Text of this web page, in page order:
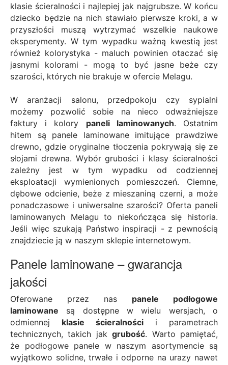
klasie ścieralności i najlepiej jak najgrubsze. W końcu
dziecko będzie na nich stawiało pierwsze kroki, a w
przyszłości muszą wytrzymać wszelkie naukowe
eksperymenty. W tym wypadku ważną kwestią jest
również kolorystyka - maluch powinien otaczać się
jasnymi kolorami - mogą to być jasne beże czy
szarości, których nie brakuje w ofercie Melagu.
W aranżacji salonu, przedpokoju czy sypialni
możemy pozwolić sobie na nieco odważniejsze
faktury i kolory paneli laminowanych. Ostatnim
hitem są panele laminowane imitujące prawdziwe
drewno, gdzie oryginalne tłoczenia pokrywają się ze
słojami drewna. Wybór grubości i klasy ścieralności
zależny jest w tym wypadku od codziennej
eksploatacji wymienionych pomieszczeń. Ciemne,
dębowe odcienie, beże z mieszaniną czerni, a może
ponadczasowe i uniwersalne szarości? Oferta paneli
laminowanych Melagu to niekończąca się historia.
Jeśli więc szukają Państwo inspiracji - z pewnością
znajdziecie ją w naszym sklepie internetowym.
Panele laminowane – gwarancja
jakości
Oferowane przez nas panele podłogowe
laminowane są dostępne w wielu wersjach, o
odmiennej klasie ścieralności i parametrach
technicznych, takich jakgrubość. Warto pamiętać,
że podłogowe panele w naszym asortymencie są
wyjątkowo solidne, trwałe i odporne na urazy nawet